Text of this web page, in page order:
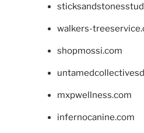
walkers-
shopmossi.com
mxpwellness.com
infernocanine.com